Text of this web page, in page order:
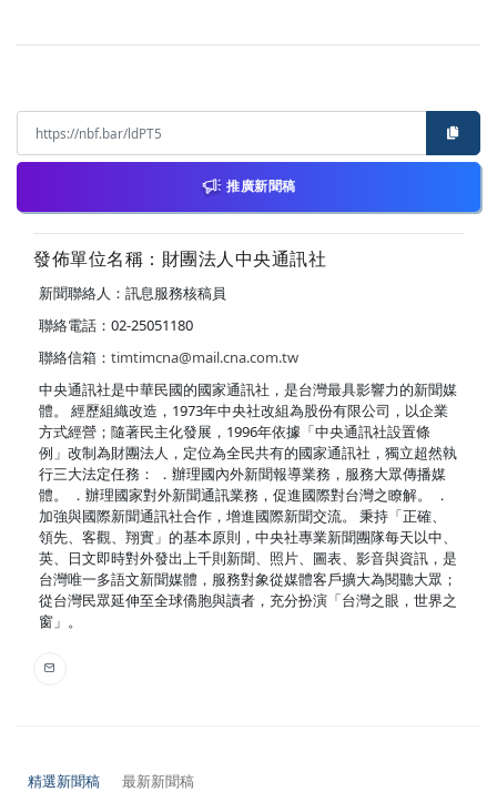
推廣新聞稿
發佈單位名稱：財團法人中央通訊社
新聞聯絡人：訊息服務核稿員
聯絡電話：02-25051180
聯絡信箱： timtimcna@mail.cna.com.tw
中央通訊社是中華民國的國家通訊社，是台灣最具影響力的新聞媒
體。 經歷組織改造，1973年中央社改組為股份有限公司，以企業
方式經營；隨著民主化發展，1996年依據「中央通訊社設置條
例」改制為財團法人，定位為全民共有的國家通訊社，獨立超然執
行三大法定任務： ．辦理國內外新聞報導業務，服務大眾傳播媒
體。 ．辦理國家對外新聞通訊業務，促進國際對台灣之瞭解。 ．
加強與國際新聞通訊社合作，增進國際新聞交流。 秉持「正確、
領先、客觀、翔實」的基本原則，中央社專業新聞團隊每天以中、
英、日文即時對外發出上千則新聞、照片、圖表、影音與資訊，是
台灣唯一多語文新聞媒體，服務對象從媒體客戶擴大為閱聽大眾；
從台灣民眾延伸至全球僑胞與讀者，充分扮演「台灣之眼，世界之
窗」。
精選新聞稿 最新新聞稿